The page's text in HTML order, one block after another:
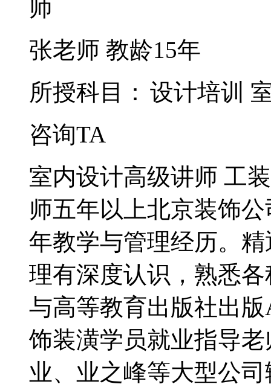
张老师 教龄15年
所授科目： 设计培训
咨询TA
室内设计高级讲师 工
师五年以上北京装饰
年教学与管理经历。
理有深度认识，熟悉
与高等教育出版社出
饰装潢学员就业指导
业、业之峰等大型公